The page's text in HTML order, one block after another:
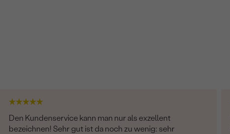
Den Kundenservice kann man nur als exzellent
bezeichnen! Sehr gut ist da noch zu wenig: sehr